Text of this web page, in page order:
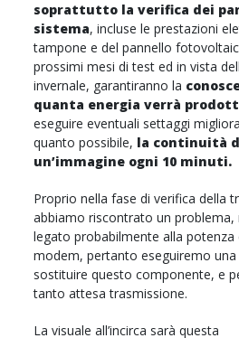
soprattutto la verifica dei
sistema, incluse le prestazioni
tampone e del pannello
prossimi mesi di test ed in vista
invernale, garantiranno la
quanta energia verrà
eseguire eventuali settaggi
quanto possibile, la continuità
un’immagine ogni 10 minuti.
Proprio nella fase di verifica della
abbiamo riscontrato un
legato probabilmente alla potenza
modem, pertanto eseguiremo
sostituire questo componente, e
tanto attesa trasmissione.
La visuale all’incirca sarà questa